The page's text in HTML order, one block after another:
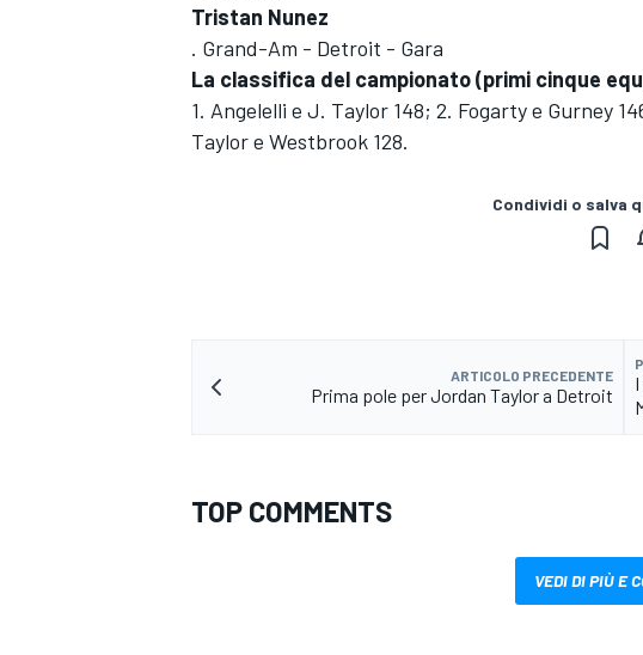
Tristan Nunez
. Grand-Am - Detroit - Gara
La classifica del campionato (primi cinque
1. Angelelli e J. Taylor 148; 2. Fogarty e Gurney
Taylor e Westbrook 128.
Condividi o salva
ARTICOLO PRECEDENTE
Prima pole per Jordan Taylor a Detroit
TOP COMMENTS
VEDI DI PIÙ E